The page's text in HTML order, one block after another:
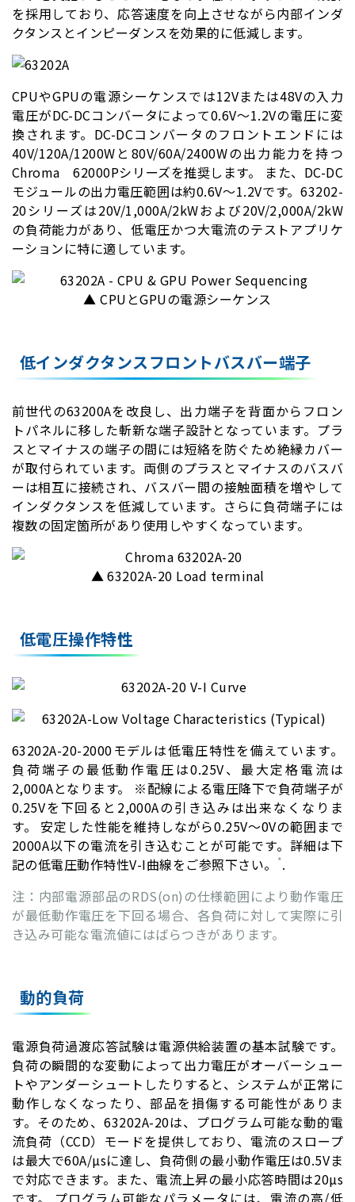
を採用しており、応答速度を向上させながら内部インダ
クタンスとインピーダンスを効果的に低減します。
CPUやGPUの電源シーケンスでは12Vまたは48Vの入力
電圧がDC-DCコンバータによって0.6V〜1.2Vの電圧に変
換されます。DC-DCコンバータのフロントエンドには
40V/120A/1200Wと80V/60A/2400Wの出力能力を持つ
Chroma 62000Pシリーズを推奨します。 また、DC-DC
モジュールの出力電圧範囲は約0.6V〜1.2Vです。63202-
20シリーズは20V/1,000A/2kWおよび20V/2,000A/2kW
の負荷能力があり、低電圧かつ大電流のテストアプリケ
ーションに特に適しています。
▲ CPUとGPUの電源シーケンス
低インダクタンスフロントバスバー端子
前世代の63200Aを改良し、出力端子を背面からフロン
トパネルに移した斬新な端子設計となっています。プラ
スとマイナスの端子の間には短絡を防ぐため絶縁カバー
が取付られています。両側のプラスとマイナスのバスバ
ーは相互に接続され、バスバー間の接触面積を増やして
インダクタンスを低減しています。さらに負荷端子には
複数の固定箇所があり使用しやすくなっています。
▲ 63202A-20 Load terminal
低電圧操作特性
63202A-20-2000モデルは低電圧特性を備えています。
負荷端子の最低動作電圧は0.25V、最大定格電流は
2,000Aとなります。 ※配線による電圧降下で負荷端子が
0.25Vを下回ると2,000Aの引き込みは出来なくなりま
す。 安定した性能を維持しながら0.25V～0Vの範囲まで
2000A以下の電流を引き込むことが可能です。詳細は下
記の低電圧動作特性V-I曲線をご参照下さい。
*.
注：内部電源部品のRDS(on)の仕様範囲により動作電圧
が最低動作電圧を下回る場合、各負荷に対して実際に引
き込み可能な電流値にはばらつきがあります。
動的負荷
電源負荷過渡応答試験は電源供給装置の基本試験です。
負荷の瞬間的な変動によって出力電圧がオーバーシュー
トやアンダーシュートしたりすると、システムが正常に
動作しなくなったり、部品を損傷する可能性がありま
す。そのため、63202A-20は、プログラム可能な動的電
流負荷（CCD）モードを提供しており、電流のスロープ
は最大で60A/µsに達し、負荷側の最小動作電圧は0.5Vま
で対応できます。また、電流上昇の最小応答時間は20µs
です。 プログラム可能なパラメータには、電流の高/低